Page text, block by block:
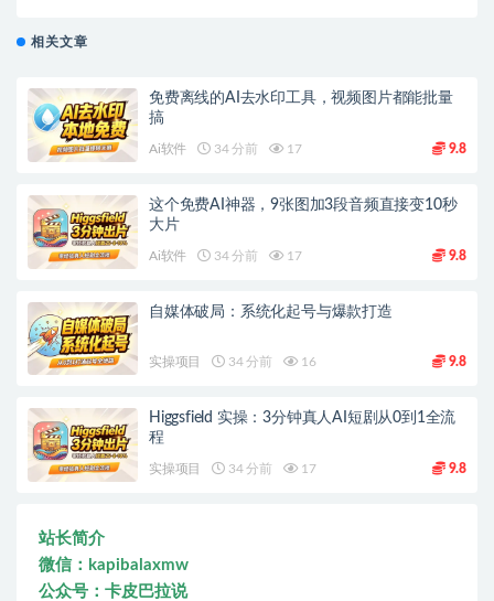
相关文章
免费离线的AI去水印工具，视频图片都能批量
搞
Ai软件 34 分前 17 9.8
这个免费AI神器，9张图加3段音频直接变10秒
大片
Ai软件 34 分前 17 9.8
自媒体破局：系统化起号与爆款打造
实操项目 34 分前 16 9.8
Higgsfield 实操：3分钟真人AI短剧从0到1全流
程
实操项目 34 分前 17 9.8
站长简介
微信：kapibalaxmw
公众号：卡皮巴拉说